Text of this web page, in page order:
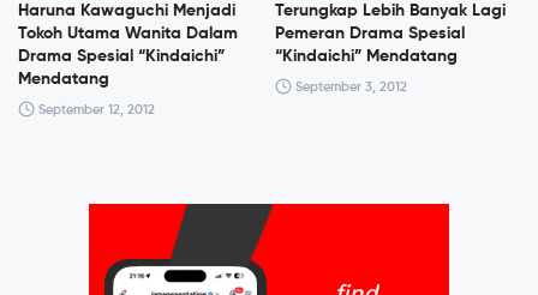
Haruna Kawaguchi Menjadi
Tokoh Utama Wanita Dalam
Drama Spesial “Kindaichi”
Mendatang
September 12, 2012
Terungkap Lebih Banyak Lagi
Pemeran Drama Spesial
“Kindaichi” Mendatang
September 3, 2012